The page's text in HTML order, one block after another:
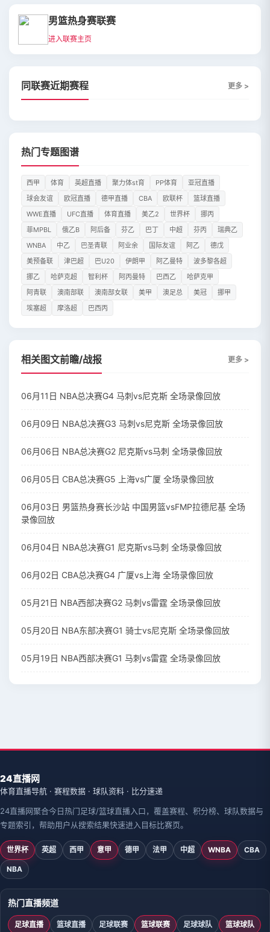
男篮热身赛联赛
进入联赛主页
同联赛近期赛程 更多 >
热门专题图谱
西甲 体育 英超直播 聚力体st育 PP体育
亚冠直播
球会友谊
欧冠直播 德甲直播 CBA 欧联杯
篮球直播
WWE直播
UFC直播 体育直播 美乙2 世界杯
挪丙
菲MPBL
俄乙B 阿后备 芬乙 巴丁 中超 芬丙
瑞典乙
WNBA
中乙 巴圣青联 阿业余 国际友谊 阿乙
德戊
美预备联
津巴超 巴U20 伊朗甲 阿乙曼特
波多黎各超
挪乙
哈萨克超 智利杯 阿丙曼特 巴西乙
哈萨克甲
阿青联
澳南部联 澳南部女联 美甲 澳足总 美冠
挪甲
埃塞超
摩洛超 巴西丙
相关图文前瞻/战报 更多 >
06月11日 NBA总决赛G4 马刺vs尼克斯 全场录像回放
06月09日 NBA总决赛G3 马刺vs尼克斯 全场录像回放
06月06日 NBA总决赛G2 尼克斯vs马刺 全场录像回放
06月05日 CBA总决赛G5 上海vs广厦 全场录像回放
06月03日 男篮热身赛长沙站 中国男篮vsFMP拉德尼基 全场
录像回放
06月04日 NBA总决赛G1 尼克斯vs马刺 全场录像回放
06月02日 CBA总决赛G4 广厦vs上海 全场录像回放
05月21日 NBA西部决赛G2 马刺vs雷霆 全场录像回放
05月20日 NBA东部决赛G1 骑士vs尼克斯 全场录像回放
05月19日 NBA西部决赛G1 马刺vs雷霆 全场录像回放
24直播网
体育直播导航 · 赛程数据 · 球队资料 · 比分速递
24直播网聚合今日热门足球/篮球直播入口，覆盖赛程、积分榜、球队数据与
专题索引，帮助用户从搜索结果快速进入目标比赛页。
世界杯 英超 西甲 意甲 德甲 法甲 中超 WNBA CBA
NBA
热门直播频道
足球直播 篮球直播 足球联赛 篮球联赛 足球球队 篮球球队